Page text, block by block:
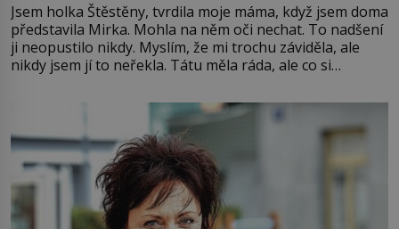
Jsem holka Štěstěny, tvrdila moje máma, když jsem doma
představila Mirka. Mohla na něm oči nechat. To nadšení
ji neopustilo nikdy. Myslím, že mi trochu záviděla, ale
nikdy jsem jí to neřekla. Tátu měla ráda, ale co si
Jsme spolu moc rádi Tehdy byla jiná doba, když